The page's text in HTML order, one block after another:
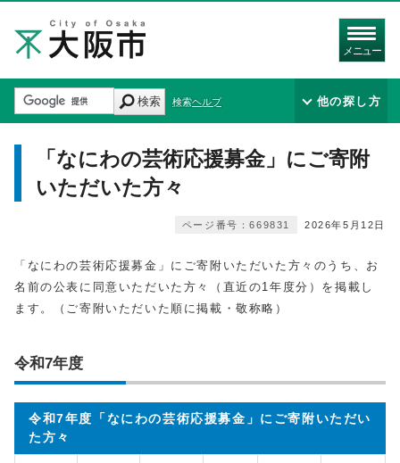
メニュー
検索 検索ヘルプ 他の探し方
「なにわの芸術応援募金」にご寄附
いただいた方々
2026年5月12日
ページ番号：669831
「なにわの芸術応援募金」にご寄附いただいた方々のうち、お
名前の公表に同意いただいた方々（直近の1年度分）を掲載し
ます。（ご寄附いただいた順に掲載・敬称略）
令和7年度
令和7年度「なにわの芸術応援募金」にご寄附いただい
た方々